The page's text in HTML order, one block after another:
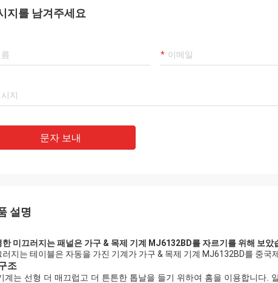
지를 남겨주세요
문자 보내
설명
한 미끄러지는 패널은 가구 & 목제 기계 MJ6132BD를 자르기를 위해 보았
러지는 테이블은 자동을 가진 기계가 가구 & 목제 기계 MJ6132BD를 중국
조
계는 선형 더 매끄럽고 더 튼튼한 톱날을 들기 위하여 홈을 이용합니다.